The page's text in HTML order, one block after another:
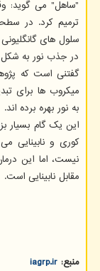
"ساهل" می گوید:
ترمیم کرد. در
سلول های
در جذب نور به شکل
گفتنی است که
میکروب ها برای
به نور بهره برده اند.
این یک گام بسیار
کوری و نابینایی
نیست، اما این
مقابل نابینایی است.
منبع: iagrp.ir